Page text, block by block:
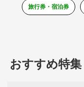
旅行券・宿泊券
おすすめ特集